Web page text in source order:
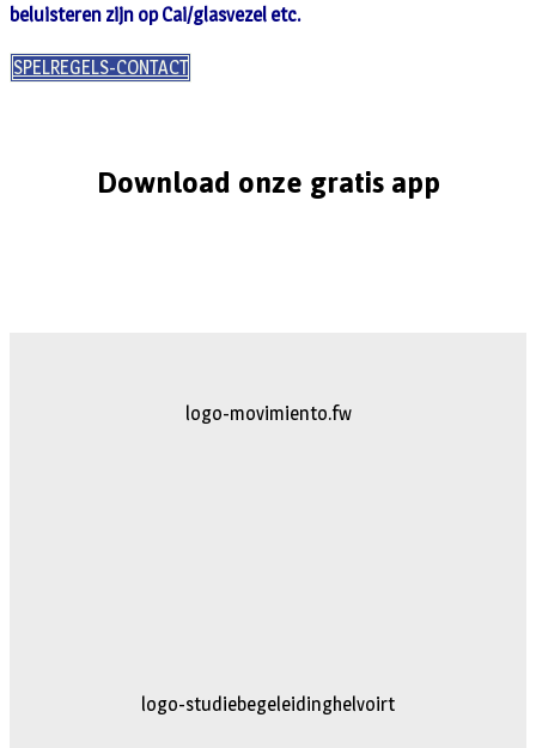
beluisteren zijn op Cai/glasvezel etc.
SPELREGELS-CONTACT
Download onze gratis app
logo-movimiento.fw
logo-studiebegeleidinghelvoirt